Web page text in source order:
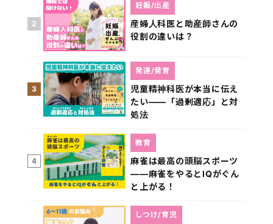
2
産婦人科医と助産師さんの
役割の違いは？
妊娠/出産
3
児童精神科医が本当に伝え
たい――「過剰適応」と対
処法
発達/発育
4
麻雀は最高の頭脳スポーツ
――麻雀をやるとIQがぐん
と上がる！
教育
しつけ/育児